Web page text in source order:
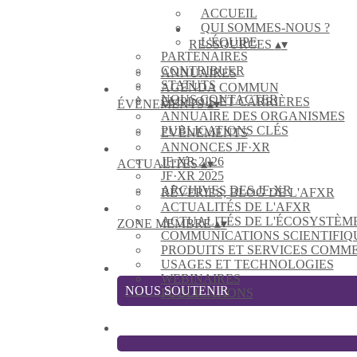
ACCUEIL
QUI SOMMES-NOUS ?
L'ÉQUIPE
PARTENAIRES
CONTRIBUER
STATUTS
NOUS CONTACTER
RESSOURCES ▴▾
ANNUAIRES
AGENDA COMMUN
EMPLOIS ET CARRIÈRES
ANNUAIRE DES ORGANISMES
PUBLICATIONS CLÉS
ÉVÈNEMENTS▴▾
EVÈNEMENTS
ANNONCES JF·XR
JF·XR 2026
JF·XR 2025
ARCHIVES DES JF·XR
ACTUALITÉS▴▾
RÊVERIES, BLOG DE L'AFXR
ACTUALITÉS DE L'AFXR
ACTUALITÉS DE
COMMUNICATIONS
PRODUITS ET SERVICES
USAGES ET TECHNOLOGIES
WEBINAIRES
PUBLICATIONS
ZONE MEMBRE▴▾
NOUS SOUTENIR